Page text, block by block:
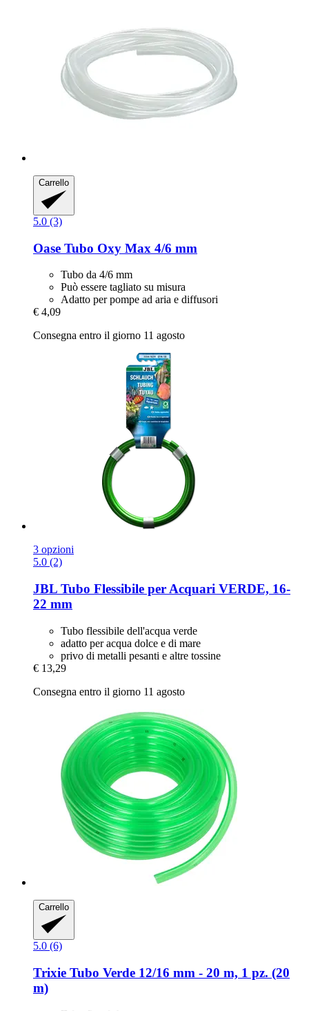
Carrello
5.0 (3)
Oase Tubo Oxy Max 4/6 mm
Tubo da 4/6 mm
Può essere tagliato su misura
Adatto per pompe ad aria e diffusori
€ 4,09
Consegna entro il giorno 11 agosto
3 opzioni
5.0 (2)
JBL Tubo Flessibile per Acquari VERDE, 16-​
22 mm
Tubo flessibile dell'acqua verde
adatto per acqua dolce e di mare
privo di metalli pesanti e altre tossine
€ 13,29
Consegna entro il giorno 11 agosto
Carrello
5.0 (6)
Trixie Tubo Verde 12/16 mm -​ 20 m, 1 pz. (20
m)